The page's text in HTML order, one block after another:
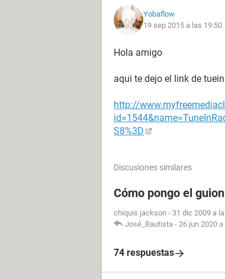
Yobaflow
19 sep 2015 a las 19:50
Hola amigo
aqui te dejo el link de tuein
http://
S8%3D
Discusiones similares
Cómo pongo el
chiquis jackson - 31 dic 2009 a
José_Bautista - 26 jun 2020
74 respuestas